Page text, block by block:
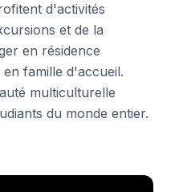
d'activités
et de la
en résidence
famille d'accueil.
multiculturelle
du monde entier.